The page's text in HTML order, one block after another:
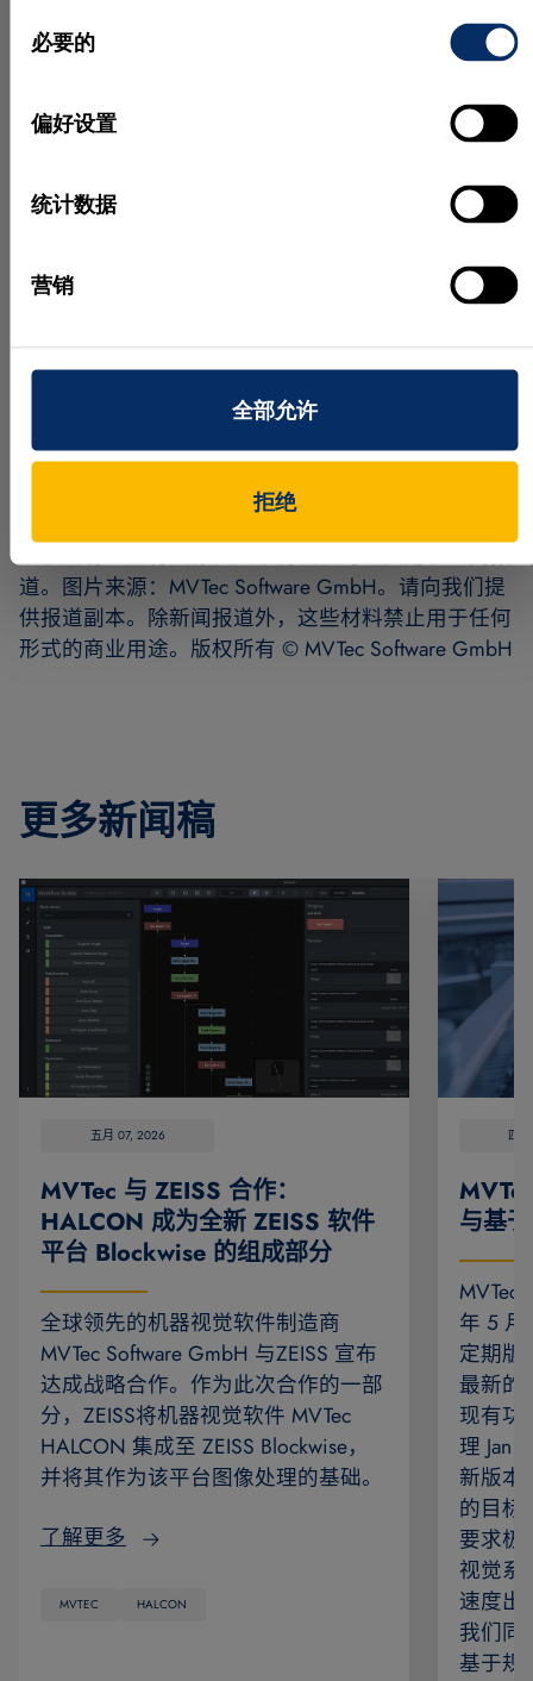
必要的
偏好设置
统计数据
营销
全部允许
拒绝
代酷睿处理器的支持，从而提高了推理性能。此外，
客户现在还可以利用 Intel 的独立显卡进行推理，为
HALCON 24.05 还针对各种核心技术进行了多项性能
量字段对字节图像进行解压缩的速度提高了 285%。
算子map_image 的速度也提高了 25%。此外，
Intel 应对 "Downfall "安全漏洞后对性能造成的影响。
版权所有。所有图像和文本材料仅可免费用于新闻报
道。图片来源：MVTec Software GmbH。请向我们提
供报道副本。除新闻报道外，这些材料禁止用于任何
形式的商业用途。版权所有 © MVTec Software GmbH
更多新闻稿
五月 07, 2026
MVTec 与 ZEISS 合作：
HALCON 成为全新 ZEISS 软件
平台 Blockwise 的组成部分
全球领先的机器视觉软件制造商
MVTec Software GmbH 与ZEISS 宣布
达成战略合作。作为此次合作的一部
分，ZEISS将机器视觉软件 MVTec
HALCON 集成至 ZEISS Blockwise，
并将其作为该平台图像处理的基础。
了解更多
MVTEC HALCON
四
与基
MVTec
年 5
定期版
最新的
现有功
理 Jan
新版本
的目
要求
视觉系
速度出
我们同
基于规